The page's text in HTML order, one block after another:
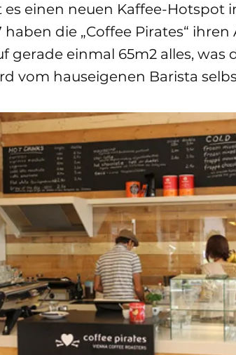
einen neuen Kaffee-Hotspot
haben die „Coffee Pirates“
gerade einmal 65m2 alles, was
vom hauseigenen Barista